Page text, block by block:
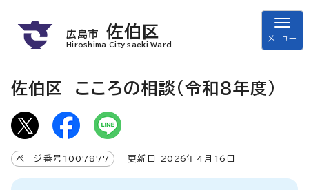
広島市 佐伯区
Hiroshima City saeki Ward
メニュー
佐伯区 こころの相談（令和8年度）
ページ番号 1007877 更新日 2026年4月 16 日